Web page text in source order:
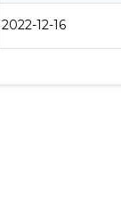
2022-12-16